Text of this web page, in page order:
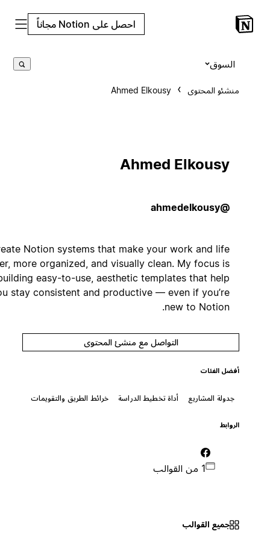
احصل على Notion مجاناً
منشئو المحتوى Ahmed Elkousy
Ahmed Elkousy
I create Notion systems that make your work and life
simpler, more organized, and visually clean. My focus is
on building easy-to-use, aesthetic templates that help
you stay consistent and productive — even if you’re
new to Notion.
التواصل مع منشئ المحتوى
أفضل الفئات
جدولة المشاريع أداة تخطيط الدراسة خرائط الطريق والتقويمات
جميع القوالب